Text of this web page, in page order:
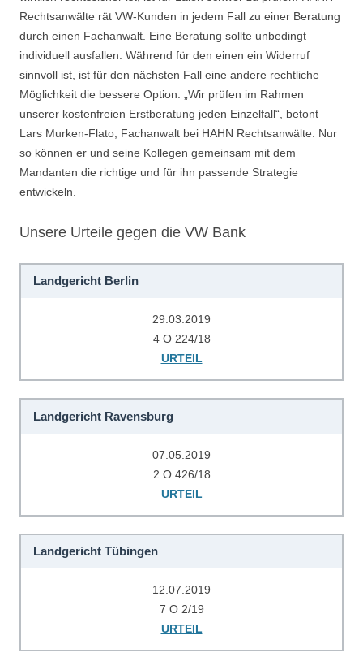
Rechtsanwälte rät VW-Kunden in jedem Fall zu einer Beratung
durch einen Fachanwalt. Eine Beratung sollte unbedingt
individuell ausfallen. Während für den einen ein Widerruf
sinnvoll ist, ist für den nächsten Fall eine andere rechtliche
Möglichkeit die bessere Option. „Wir prüfen im Rahmen
unserer kostenfreien Erstberatung jeden Einzelfall“, betont
Lars Murken-Flato, Fachanwalt bei HAHN Rechtsanwälte. Nur
so können er und seine Kollegen gemeinsam mit dem
Mandanten die richtige und für ihn passende Strategie
entwickeln.
Unsere Urteile gegen die VW Bank
Landgericht Berlin
29.03.2019
4 O 224/18
URTEIL
Landgericht Ravensburg
07.05.2019
2 O 426/18
URTEIL
Landgericht Tübingen
12.07.2019
7 O 2/19
URTEIL